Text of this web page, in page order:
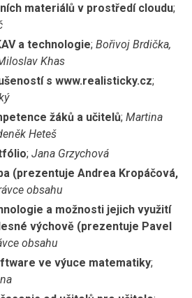
materiálů v prostředí cloudu;
a technologie; Bořivoj Brdička,
Khas
s www.realisticky.cz;
žáků a učitelů; Martina
Heteš
; Jana Grzychová
(prezentuje Andrea Kropáčová,
obsahu
a možnosti jejich využití
výchově (prezentuje Pavel
obsahu
ve výuce matematiky;